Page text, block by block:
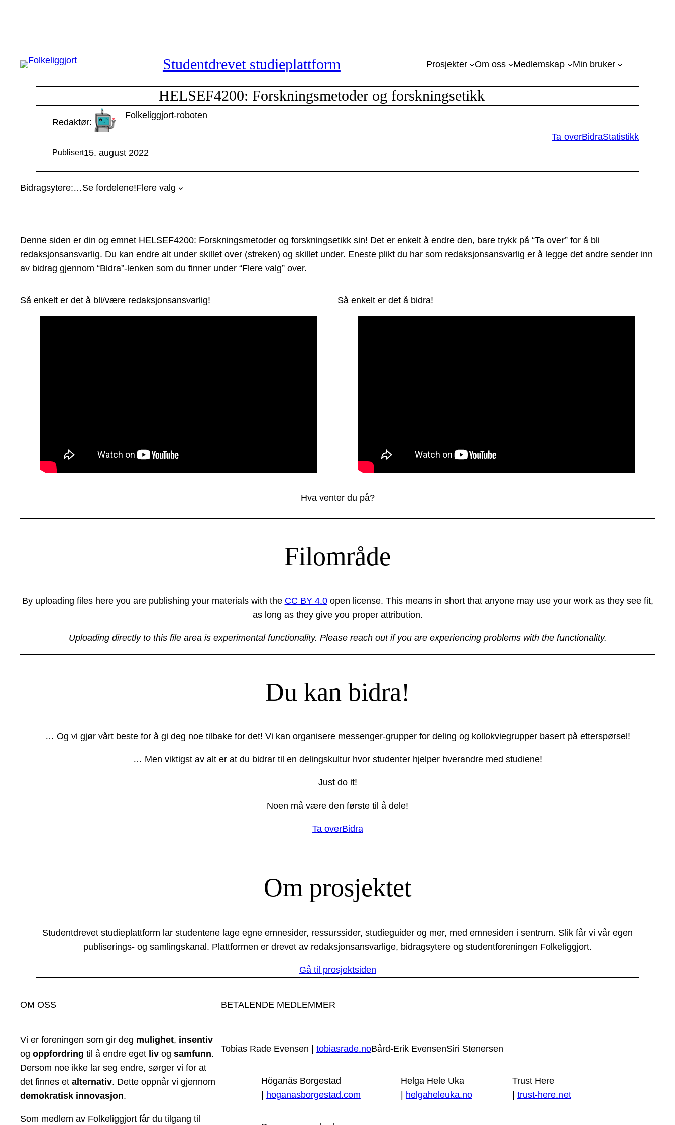
Studentdrevet studieplattform Prosjekter Om oss Medlemskap Min bruker
HELSEF4200: Forskningsmetoder og forskningsetikk
Redaktør:
Folkeliggjort-roboten
Publisert15. august 2022
Ta overBidraStatistikk
Bidragsytere:…Se fordelene!Flere valg
Denne siden er din og emnet HELSEF4200: Forskningsmetoder og forskningsetikk sin! Det er enkelt å endre den, bare trykk på “Ta over” for å bli
redaksjonsansvarlig. Du kan endre alt under skillet over (streken) og skillet under. Eneste plikt du har som redaksjonsansvarlig er å legge det andre sender inn
av bidrag gjennom “Bidra”-lenken som du finner under “Flere valg” over.
Så enkelt er det å bli/være redaksjonsansvarlig! Så enkelt er det å bidra!
Hva venter du på?
Filområde
By uploading files here you are publishing your materials with the CC BY 4.0open license. This means in short that anyone may use your work as they see fit,
as long as they give you proper attribution.
Uploading directly to this file area is experimental functionality. Please reach out if you are experiencing problems with the functionality.
Du kan bidra!
… Og vi gjør vårt beste for å gi deg noe tilbake for det! Vi kan organisere messenger-grupper for deling og kollokviegrupper basert på etterspørsel!
… Men viktigst av alt er at du bidrar til en delingskultur hvor studenter hjelper hverandre med studiene!
Just do it!
Noen må være den første til å dele!
Ta overBidra
Om prosjektet
Studentdrevet studieplattform lar studentene lage egne emnesider, ressurssider, studieguider og mer, med emnesiden i sentrum. Slik får vi vår egen
publiserings- og samlingskanal. Plattformen er drevet av redaksjonsansvarlige, bidragsytere og studentforeningen Folkeliggjort.
Gå til prosjektsiden
OM OSS
Vi er foreningen som gir deg mulighet, insentiv
og oppfordring til å endre eget liv og samfunn.
Dersom noe ikke lar seg endre, sørger vi for at
det finnes et alternativ. Dette oppnår vi gjennom
demokratisk innovasjon.
Som medlem av Folkeliggjort får du tilgang til
BETALENDE MEDLEMMER
Tobias Rade Evensen | tobiasrade.noBård-Erik EvensenSiri Stenersen
Höganäs Borgestad
| hoganasborgestad.com
Helga Hele Uka
| helgaheleuka.no
Trust Here
| trust-here.net